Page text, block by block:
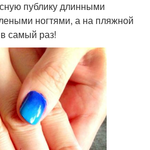
публику длинными
ногтями, а на пляжной
в самый раз!